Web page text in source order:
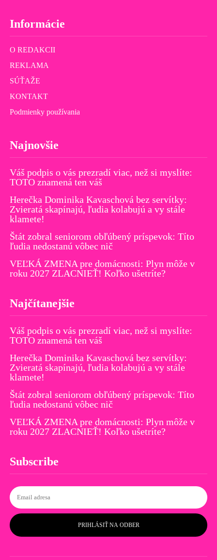
Informácie
O REDAKCII
REKLAMA
SÚŤAŽE
KONTAKT
Podmienky používania
Najnovšie
Váš podpis o vás prezradí viac, než si myslíte:
TOTO znamená ten váš
Herečka Dominika Kavaschová bez servítky:
Zvieratá skapínajú, ľudia kolabujú a vy stále
klamete!
Štát zobral seniorom obľúbený príspevok: Títo
ľudia nedostanú vôbec nič
VEĽKÁ ZMENA pre domácnosti: Plyn môže v
roku 2027 ZLACNIEŤ! Koľko ušetríte?
Najčítanejšie
Váš podpis o vás prezradí viac, než si myslíte:
TOTO znamená ten váš
Herečka Dominika Kavaschová bez servítky:
Zvieratá skapínajú, ľudia kolabujú a vy stále
klamete!
Štát zobral seniorom obľúbený príspevok: Títo
ľudia nedostanú vôbec nič
VEĽKÁ ZMENA pre domácnosti: Plyn môže v
roku 2027 ZLACNIEŤ! Koľko ušetríte?
Subscribe
PRIHLÁSIŤ NA ODBER